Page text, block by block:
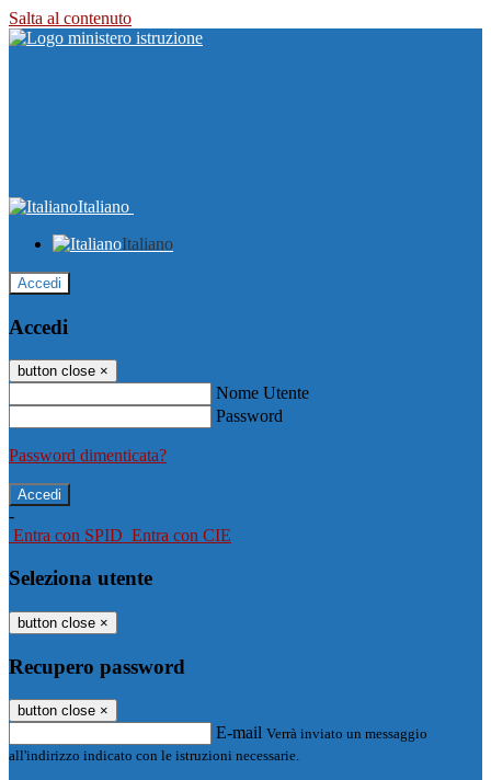
Salta al contenuto
Italiano
Italiano
Accedi
Accedi
button close ×
Nome Utente
Password
Password dimenticata?
-
Entra con SPID Entra con CIE
Seleziona utente
button close ×
Recupero password
button close ×
E-mail Verrà inviato un messaggio
all'indirizzo indicato con le istruzioni necessarie.